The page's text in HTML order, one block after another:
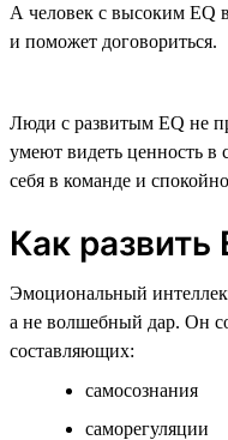
А человек с высоким EQ
и поможет договориться.
Люди с развитым EQ не
умеют видеть ценность в
себя в команде и
Как развить
Эмоциональный
а не волшебный дар. Он
составляющих:
самосознания
саморегуляции